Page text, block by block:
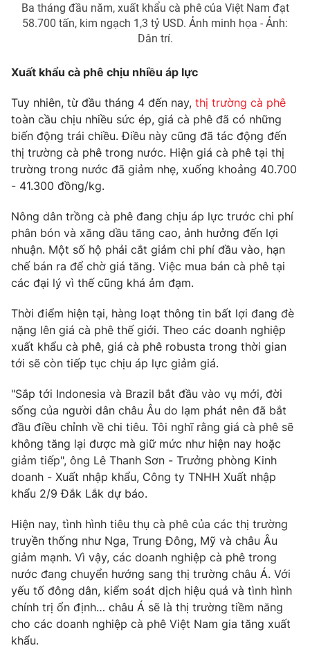
VTV9 VTV8
Liên hệ tòa soạn English
THỜI BÁO VTV
Theo dõi báo trên
Cơ quan chủ quản:
Đài Truyền hình Việt Nam
Cơ quan báo chí:Thời báo VTV
Giấy phép hoạt động báo in và báo điện tử số 483/GP-BTTTT
cấp ngày 29/12/2023
Phó Tổng Biên tập:Nguyễn Thị Mỹ Hạnh, Phạm Quốc Thắng,
Nguyễn Trọng Ninh
Tổng đài VTV:024.38 355 931 - 024.38 355 932
Ðiện thoại Thời báo VTV:024.66 897 897
Email:toasoan@vtv.vn
Liên hệ quảng cáo:024-7300.7108
® Cấm sao chép dưới mọi hình thức nếu không có sự chấp
thuận bằng văn bản. Ghi rõ nguồn VTV.vn khi phát hành lại
thông tin từ website này.
Ba tháng đầu năm, xuất khẩu cà phê của Việt Nam đạt
58.700 tấn, kim ngạch 1,3 tỷ USD. Ảnh minh họa - Ảnh:
Dân trí.
Xuất khẩu cà phê chịu nhiều áp lực
Tuy nhiên, từ đầu tháng 4 đến nay, thị trường cà phê
toàn cầu chịu nhiều sức ép, giá cà phê đã có những
biến động trái chiều. Điều này cũng đã tác động đến
thị trường cà phê trong nước. Hiện giá cà phê tại thị
trường trong nước đã giảm nhẹ, xuống khoảng 40.700
- 41.300 đồng/kg.
Nông dân trồng cà phê đang chịu áp lực trước chi phí
phân bón và xăng dầu tăng cao, ảnh hưởng đến lợi
nhuận. Một số hộ phải cắt giảm chi phí đầu vào, hạn
chế bán ra để chờ giá tăng. Việc mua bán cà phê tại
các đại lý vì thế cũng khá ảm đạm.
Thời điểm hiện tại, hàng loạt thông tin bất lợi đang đè
nặng lên giá cà phê thế giới. Theo các doanh nghiệp
xuất khẩu cà phê, giá cà phê robusta trong thời gian
tới sẽ còn tiếp tục chịu áp lực giảm giá.
"Sắp tới Indonesia và Brazil bắt đầu vào vụ mới, đời
sống của người dân châu Âu do lạm phát nên đã bắt
đầu điều chỉnh về chi tiêu. Tôi nghĩ rằng giá cà phê sẽ
không tăng lại được mà giữ mức như hiện nay hoặc
giảm tiếp", ông Lê Thanh Sơn - Trưởng phòng Kinh
doanh - Xuất nhập khẩu, Công ty TNHH Xuất nhập
khẩu 2/9 Đắk Lắk dự báo.
Hiện nay, tình hình tiêu thụ cà phê của các thị trường
truyền thống như Nga, Trung Đông, Mỹ và châu Âu
giảm mạnh. Vì vậy, các doanh nghiệp cà phê trong
nước đang chuyển hướng sang thị trường châu Á. Với
yếu tố đông dân, kiểm soát dịch hiệu quả và tình hình
chính trị ổn định… châu Á sẽ là thị trường tiềm năng
cho các doanh nghiệp cà phê Việt Nam gia tăng xuất
khẩu.